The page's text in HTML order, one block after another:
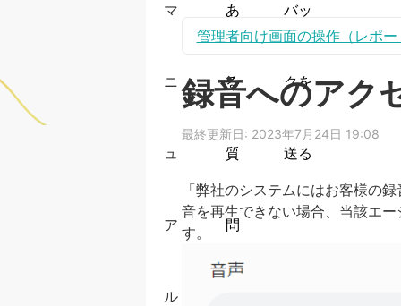
マ
ニ
ュ
ア
ル
あ
る
質
問
バッ
クを
送る
管理者向け画面の操作（レポ
録音へのアク
最終更新日: 2023年7月24日 19:08
「弊社のシステムにはお客様の
音を再生できない場合、当該エ
す。